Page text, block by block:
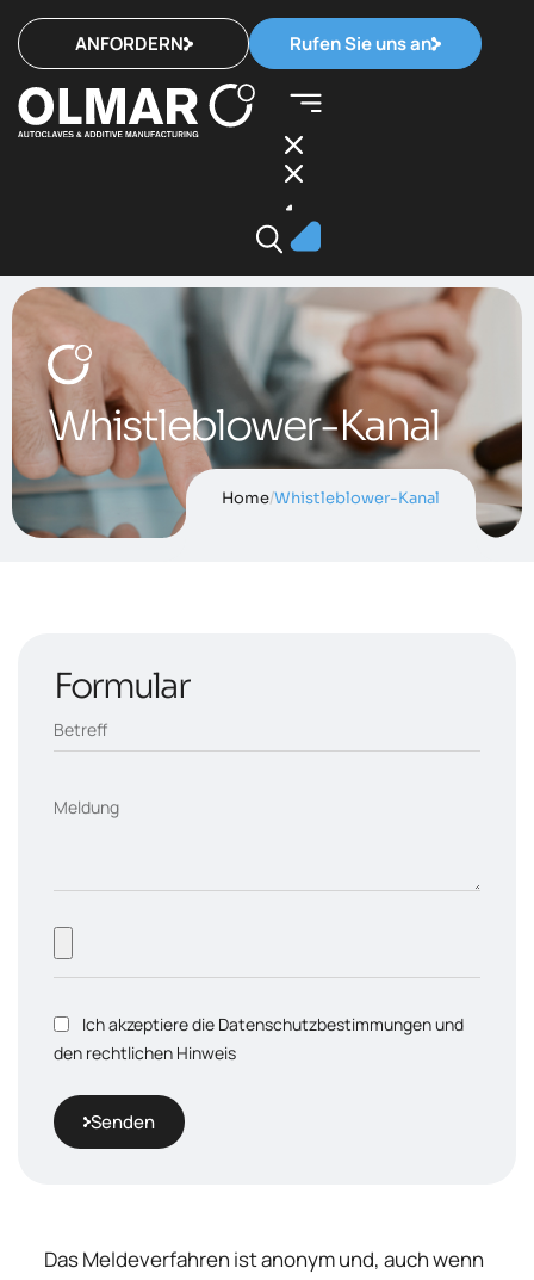
ANFORDERN Rufen Sie uns an
Whistleblower-Kanal
Home/Whistleblower-Kanal
Das Meldeverfahren ist anonym und, auch wenn
Formular
Betreff
Meldung
Ich akzeptiere die Datenschutzbestimmungen und
den rechtlichen Hinweis
Senden